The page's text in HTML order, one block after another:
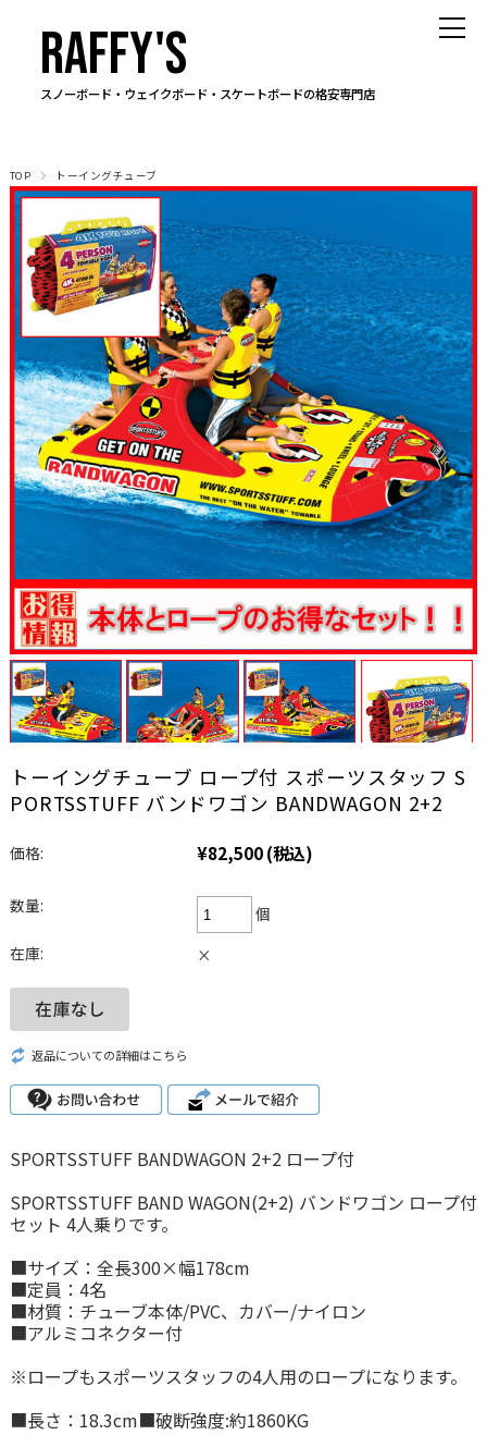
スノーボード・ウェイクボード・スケートボードの格安専門店
RAFFY'S
TOP トーイングチューブ
トーイングチューブ ロープ付 スポーツスタッフ S
PORTSSTUFF バンドワゴン BANDWAGON 2+2
価格: ¥82,500(税込)
数量:
個
在庫:
×
返品についての詳細はこちら
SPORTSSTUFF BANDWAGON 2+2 ロープ付
SPORTSSTUFF BAND WAGON(2+2) バンドワゴン ロープ付
セット 4人乗りです。
■サイズ：全長300×幅178cm
■定員：4名
■材質：チューブ本体/PVC、カバー/ナイロン
■アルミコネクター付
※ロープもスポーツスタッフの4人用のロープになります。
■長さ：18.3cm■破断強度:約1860KG